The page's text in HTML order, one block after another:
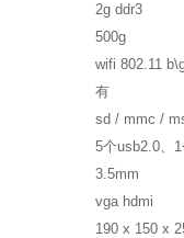
2g ddr3
500g
wifi 802.11
有
sd / mmc /
5个usb2.0、
3.5mm
vga hdmi
190 x 150 x